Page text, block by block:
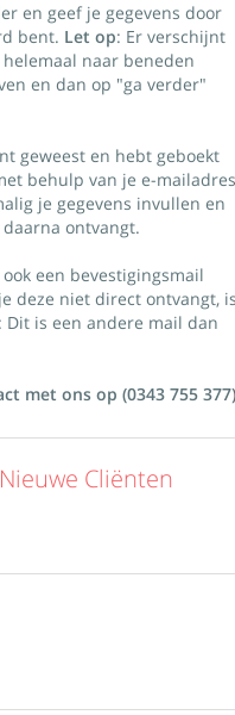
en geef je gegevens door
bent. Let op: Er verschijnt
naar beneden
en dan op "ga verder"
geweest en hebt geboekt
behulp van je e-
je gegevens invullen en
ontvangt.
een bevestigingsmail
deze niet direct ontvangt,
is een andere mail dan
met ons op (0343 755
Cliënten